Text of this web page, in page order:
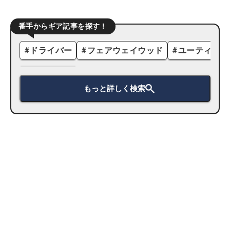
番手からギア記事を探す！
# ドライバー #フェアウェイウッド #ユーティリ
もっと詳しく検索